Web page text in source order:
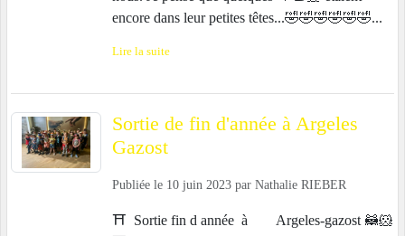
encore dans leur petites têtes...🤣🤣🤣🤣🤣🤣...
Lire la suite
Sortie de fin d'année à Argeles
Gazost
Publiée le 10 juin 2023 par Nathalie RIEBER
⛩️ Sortie fin d année à Argeles-gazost 🦝🐹